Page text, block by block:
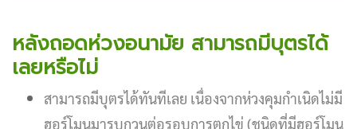
หลังถอดห่วงอนามัย สามารถมีบุตรได้
เลยหรือไม่
สามารถมีบุตรได้ทันทีเลย เนื่องจากห่วงคุมกำเนิดไม่มี
ฮอร์โมนมารบกวนต่อรอบการตกไข่ (ชนิดที่มีฮอร์โมน